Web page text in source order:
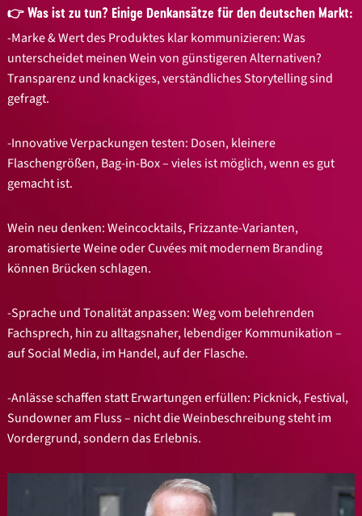
👉 Was ist zu tun? Einige Denkansätze für den deutschen Markt:
-Marke & Wert des Produktes klar kommunizieren: Was
unterscheidet meinen Wein von günstigeren Alternativen?
Transparenz und knackiges, verständliches Storytelling sind
gefragt.
-Innovative Verpackungen testen: Dosen, kleinere
Flaschengrößen, Bag-in-Box – vieles ist möglich, wenn es gut
gemacht ist.
Wein neu denken: Weincocktails, Frizzante-Varianten,
aromatisierte Weine oder Cuvées mit modernem Branding
können Brücken schlagen.
-Sprache und Tonalität anpassen: Weg vom belehrenden
Fachsprech, hin zu alltagsnaher, lebendiger Kommunikation –
auf Social Media, im Handel, auf der Flasche.
-Anlässe schaffen statt Erwartungen erfüllen: Picknick, Festival,
Sundowner am Fluss – nicht die Weinbeschreibung steht im
Vordergrund, sondern das Erlebnis.